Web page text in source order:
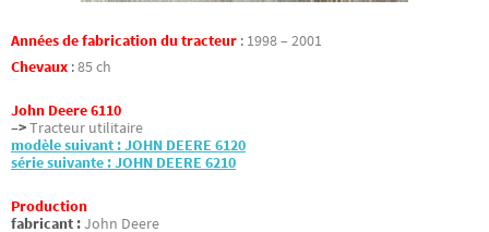
Années de fabrication du tracteur : 1998 – 2001
Chevaux :85 ch
John Deere 6110
–>Tracteur utilitaire
modèle suivant : JOHN DEERE 6120
série suivante : JOHN DEERE 6210
Production
fabricant :John Deere